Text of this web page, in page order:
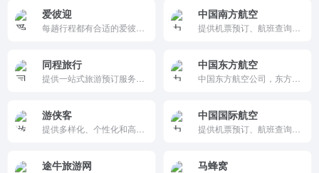
爱彼迎 中国南方航空
同程旅行 中国东方航空
游侠客 中国国际航空
途牛旅游网 马蜂窝